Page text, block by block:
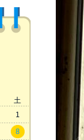
土
1
8